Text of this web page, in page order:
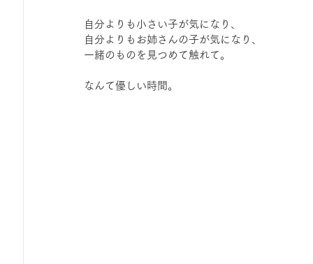
自分よりも小さい子が気になり、
自分よりもお姉さんの子が気になり、
一緒のものを見つめて触れて。
なんて優しい時間。